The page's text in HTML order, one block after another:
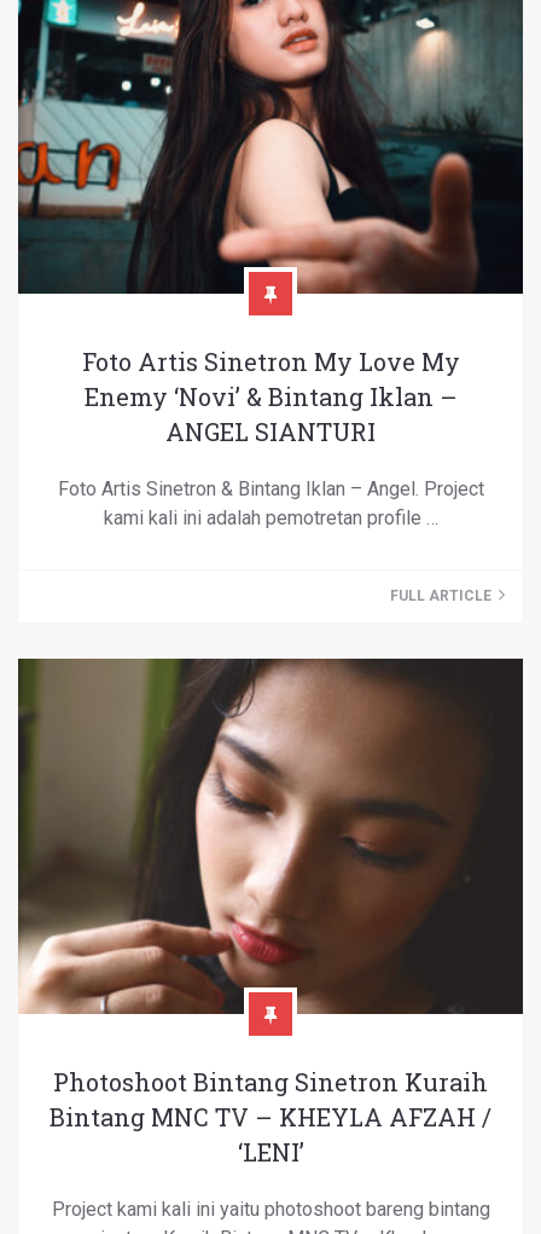
Foto Artis Sinetron My Love My
Enemy ‘Novi’ & Bintang Iklan –
ANGEL SIANTURI
Foto Artis Sinetron & Bintang Iklan – Angel. Project
kami kali ini adalah pemotretan profile …
FULL ARTICLE
Photoshoot Bintang Sinetron Kuraih
Bintang MNC TV – KHEYLA AFZAH /
‘LENI’
Project kami kali ini yaitu photoshoot bareng bintang